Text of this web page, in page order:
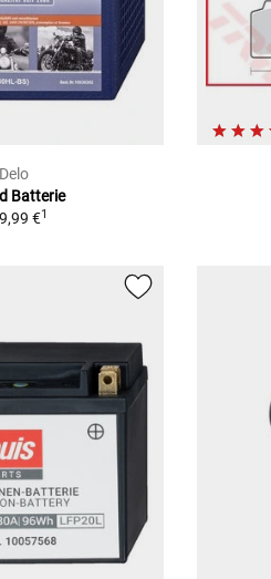
Delo
Batterie
€1